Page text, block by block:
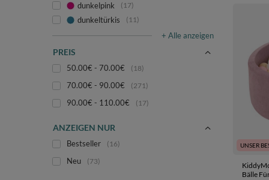
dunkelpink 17
dunkeltürkis 11
+ Alle anzeigen
PREIS
50.00€ - 70.00€ 18
70.00€ - 90.00€ 271
90.00€ - 110.00€ 17
ANZEIGEN NUR
Bestseller 16
Neu 73
UNSER
Bälle